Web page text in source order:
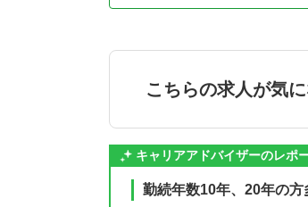
こちらの求人が気
キャリアアドバイザーのレポ
勤続年数10年、20年の方